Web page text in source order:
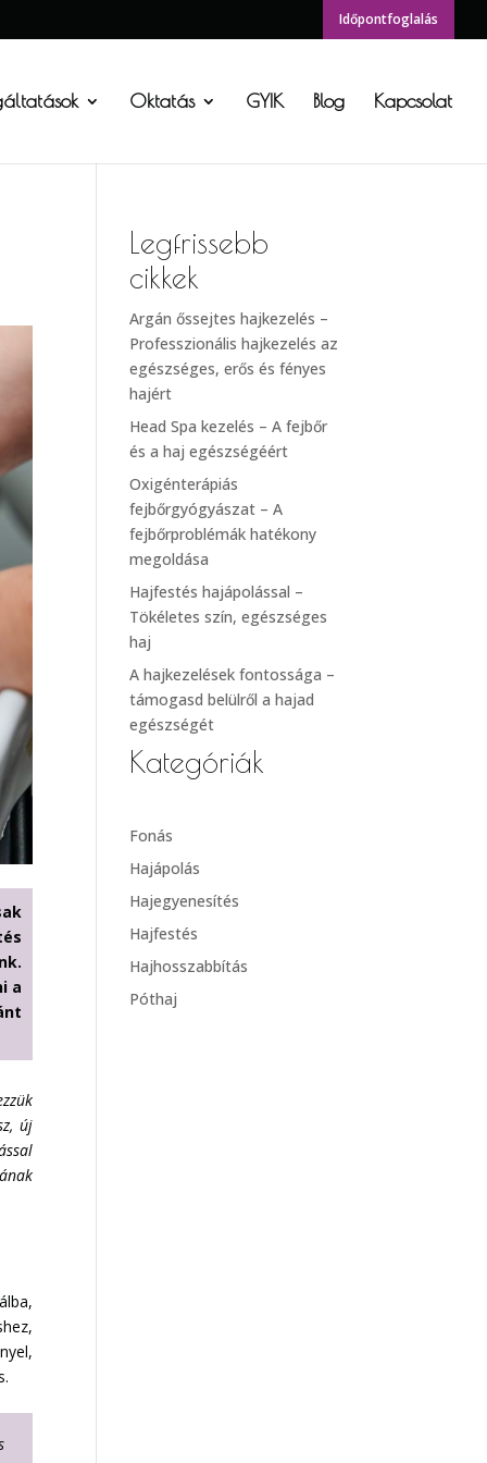
Időpontfoglalás
Oktatás GYIK Blog Kapcsolat
a
új
Legfrissebb
cikkek
Argán őssejtes hajkezelés –
Professzionális hajkezelés az
egészséges, erős és fényes
hajért
Head Spa kezelés – A fejbőr
és a haj egészségéért
Oxigénterápiás
fejbőrgyógyászat – A
fejbőrproblémák hatékony
megoldása
Hajfestés hajápolással –
Tökéletes szín, egészséges
haj
A hajkezelések fontossága –
támogasd belülről a hajad
egészségét
Kategóriák
Fonás
Hajápolás
Hajegyenesítés
Hajfestés
Hajhosszabbítás
Póthaj